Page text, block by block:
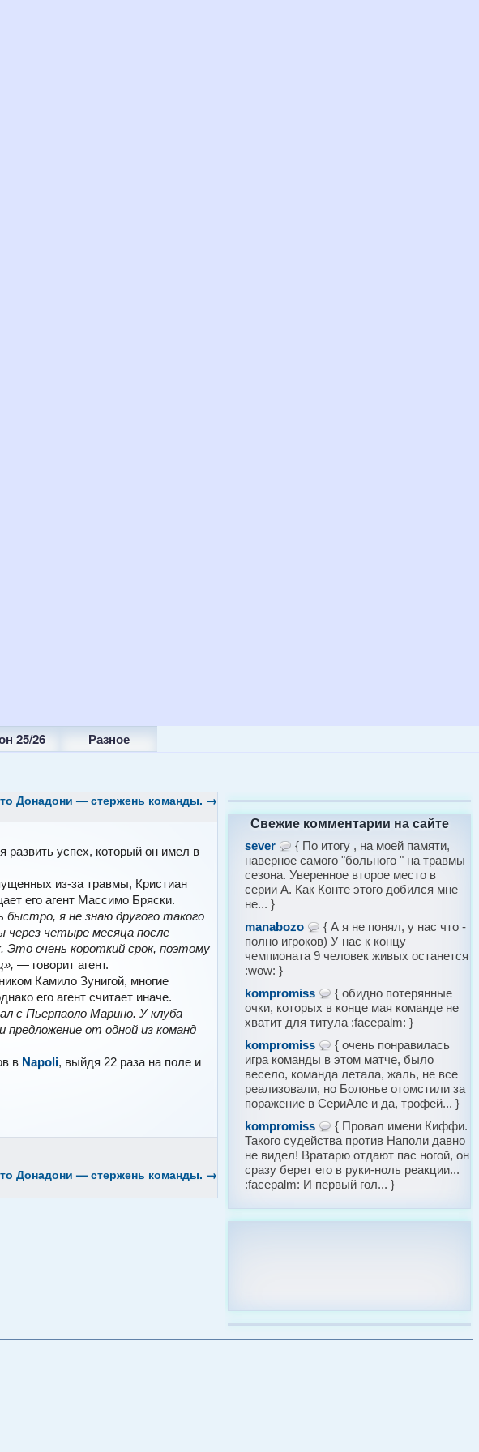
25/26 Разное
Донадони — стержень команды. →
развить успех, который он имел в
из-за травмы, Кристиан
его агент Массимо Бряски.
быстро, я не знаю другого такого
через четыре месяца после
Это очень короткий срок, поэтому
— говорит агент.
Камило Зунигой, многие
его агент считает иначе.
с Пьерпаоло Марино. У клуба
предложение от одной из команд
в Napoli, выйдя 22 раза на поле и
Донадони — стержень команды. →
Свежие комментарии на сайте
sever
{ По итогу , на моей памяти,
наверное самого "больного " на травмы
сезона. Уверенное второе место в
серии А. Как Конте этого добился мне
не... }
manabozo
{ А я не понял, у нас что -
полно игроков) У нас к концу
чемпионата 9 человек живых останется
:wow: }
kompromiss
{ обидно потерянные
очки, которых в конце мая команде не
хватит для титула :facepalm: }
kompromiss
{ очень понравилась
игра команды в этом матче, было
весело, команда летала, жаль, не все
реализовали, но Болонье отомстили за
поражение в СериАле и да, трофей... }
kompromiss
{ Провал имени Киффи.
Такого судейства против Наполи давно
не видел! Вратарю отдают пас ногой, он
сразу берет его в руки-ноль реакции...
:facepalm: И первый гол... }